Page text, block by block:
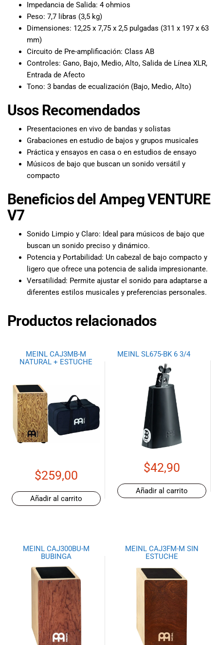
Impedancia de Salida: 4 ohmios
Peso: 7,7 libras (3,5 kg)
Dimensiones: 12,25 x 7,75 x 2,5 pulgadas (311 x 197 x 63
mm)
Circuito de Pre-amplificación: Class AB
Controles: Gano, Bajo, Medio, Alto, Salida de Línea XLR,
Entrada de Afecto
Tono: 3 bandas de ecualización (Bajo, Medio, Alto)
Usos Recomendados
Presentaciones en vivo de bandas y solistas
Grabaciones en estudio de bajos y grupos musicales
Práctica y ensayos en casa o en estudios de ensayo
Músicos de bajo que buscan un sonido versátil y
compacto
Beneficios del Ampeg VENTURE
V7
Sonido Limpio y Claro: Ideal para músicos de bajo que
buscan un sonido preciso y dinámico.
Potencia y Portabilidad: Un cabezal de bajo compacto y
ligero que ofrece una potencia de salida impresionante.
Versatilidad: Permite ajustar el sonido para adaptarse a
diferentes estilos musicales y preferencias personales.
Productos relacionados
MEINL CAJ3MB-M
NATURAL + ESTUCHE
$259,00
Añadir al carrito
MEINL SL675-BK 6 3/4
$42,90
Añadir al carrito
MEINL CAJ300BU-M
BUBINGA
MEINL CAJ3FM-M SIN
ESTUCHE